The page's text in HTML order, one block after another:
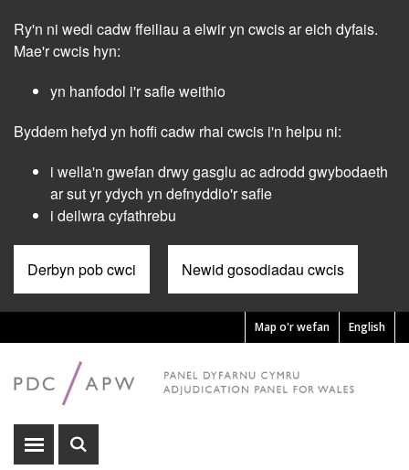
main
Ry'n ni wedi cadw ffeiliau a elwir yn cwcis ar eich dyfais.
Mae'r cwcis hyn:
yn hanfodol i'r safle weithio
Byddem hefyd yn hoffi cadw rhai cwcis i'n helpu ni:
i wella'n gwefan drwy gasglu ac adrodd gwybodaeth
ar sut yr ydych yn defnyddio'r safle
i deilwra cyfathrebu
Derbyn pob cwci Newid gosodiadau cwcis
English
Pre
Header
Menu
Map o'r wefan
DangosDangos